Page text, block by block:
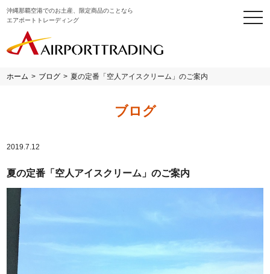
沖縄那覇空港でのお土産、限定商品のことなら
エアポートトレーディング
ホーム > ブログ > 夏の定番「空人アイスクリーム」のご案内
ブログ
2019.7.12
夏の定番「空人アイスクリーム」のご案内